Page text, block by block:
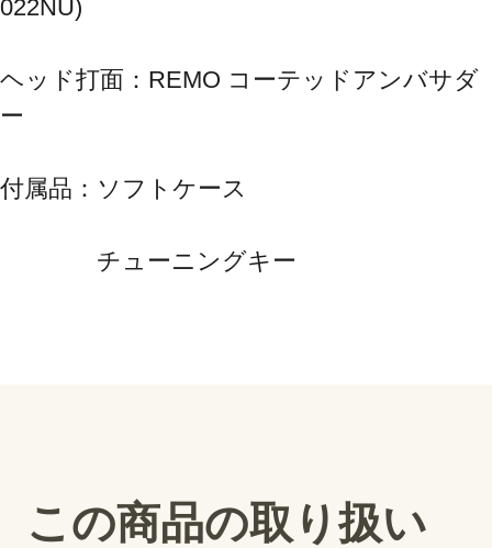
022NU)
ヘッド打面：REMO コーテッドアンバサダ
ー
付属品：ソフトケース
チューニングキー
この商品の取り扱い